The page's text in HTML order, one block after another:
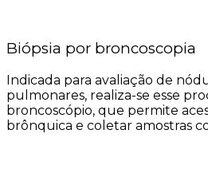
Biópsia por broncoscopia
Indicada para avaliação de
pulmonares, realiza-se esse
broncoscópio, que permite
brônquica e coletar amostras